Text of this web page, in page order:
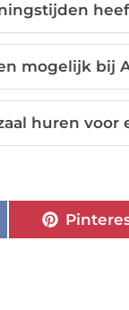
mogelijk bij
huren voor